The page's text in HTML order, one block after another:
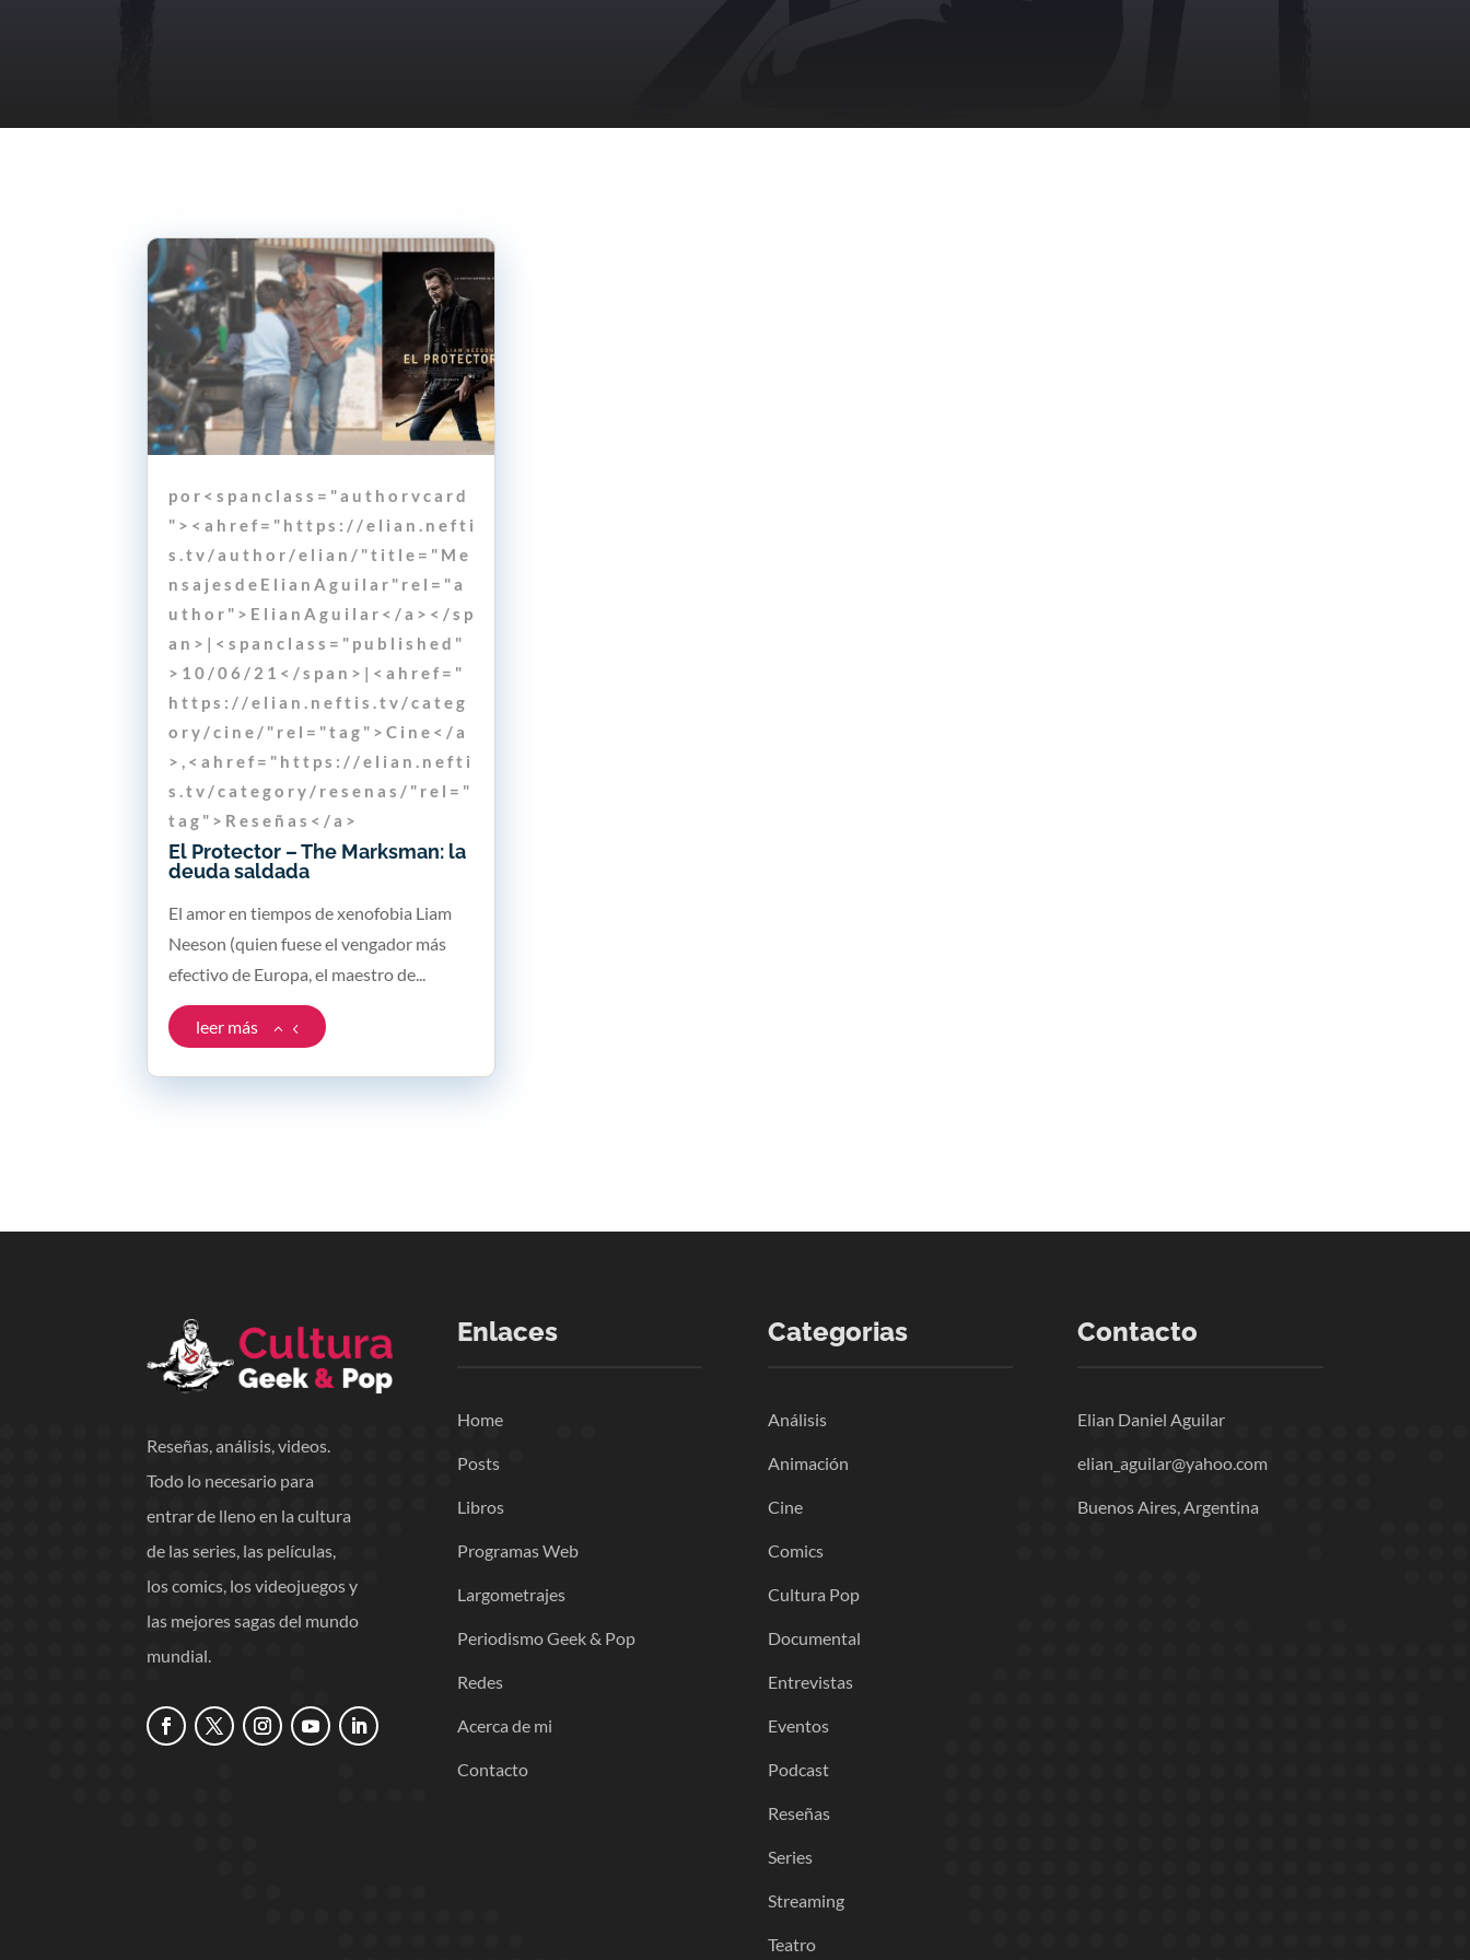
El Protector – The Marksman: la
deuda saldada
p o r < s p a n c l a s s = " a u t h o r v c a r d
" > < a h r e f = " h t t p s : / / e l i a n . n e f t i
s . t v / a u t h o r / e l i a n / " t i t l e = " M e
n s a j e s d e E l i a n A g u i l a r " r e l = " a
u t h o r " > E l i a n A g u i l a r < / a > < / s p
a n > | < s p a n c l a s s = " p u b l i s h e d "
> 1 0 / 0 6 / 2 1 < / s p a n > | < a h r e f = "
h t t p s : / / e l i a n . n e f t i s . t v / c a t e g
o r y / c i n e / " r e l = " t a g " > C i n e < / a
> , < a h r e f = " h t t p s : / / e l i a n . n e f t i
s . t v / c a t e g o r y / r e s e n a s / " r e l = "
t a g " > R e s e ñ a s < / a >
El amor en tiempos de xenofobia Liam
Neeson (quien fuese el vengador más
efectivo de Europa, el maestro de...
leer más
Reseñas, análisis, videos.
Todo lo necesario para
entrar de lleno en la cultura
de las series, las películas,
los comics, los videojuegos y
las mejores sagas del mundo
mundial.
Enlaces
Home
Posts
Libros
Programas Web
Largometrajes
Periodismo Geek & Pop
Redes
Acerca de mi
Contacto
Categorias
Análisis
Animación
Cine
Comics
Cultura Pop
Documental
Entrevistas
Eventos
Podcast
Reseñas
Series
Streaming
Teatro
Contacto
Elian Daniel Aguilar
elian_aguilar@yahoo.com
Buenos Aires, Argentina